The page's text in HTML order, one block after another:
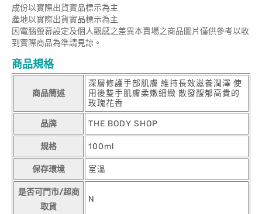
成份以實際出貨實品標示為主
產地以實際出貨實品標示為主
因電腦螢幕設定及個人觀感之差異本賣場之商品圖片僅供參考以收
到實際商品為準請見諒。
商品規格
商品簡述
深層修護手部肌膚 維持長效滋養潤澤 使
用後雙手肌膚柔嫩細緻 散發馥郁高貴的
玫瑰花香
品牌 THE BODY SHOP
規格 100ml
保存環境 室溫
是否可門市/超商
取貨
N